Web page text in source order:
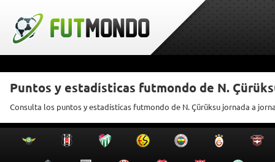
Puntos y estadísticas futmondo de N.
Consulta los puntos y estadísticas futmondo de N. Çürüksu jornada a